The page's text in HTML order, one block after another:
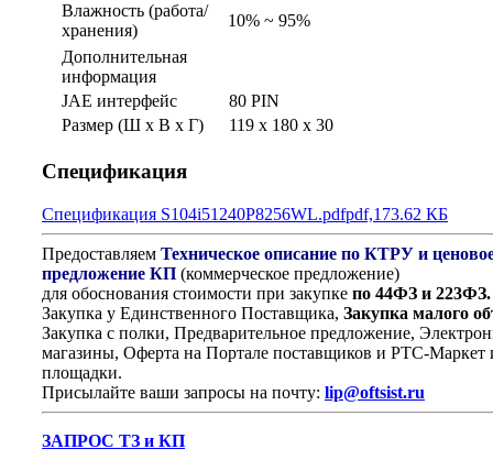
Влажность (работа/
хранения)
10% ~ 95%
Дополнительная
информация
JAE интерфейс
80 PIN
Размер (Ш х В х Г)
119 x 180 x 30
Спецификация
Спецификация S104i51240P8256WL.pdfpdf,173.62 КБ
Предоставляем Техническое описание по КТРУ и
предложение КП (коммерческое предложение)
для обоснования стоимости при закупке по 44ФЗ и 223ФЗ.
Закупка у Единственного Поставщика, Закупка малого
Закупка с полки, Предварительное предложение,
магазины, Оферта на Портале поставщиков и РТС-Маркет
площадки.
Присылайте ваши запросы на почту: lip@oftsist.ru
ЗАПРОС ТЗ и КП